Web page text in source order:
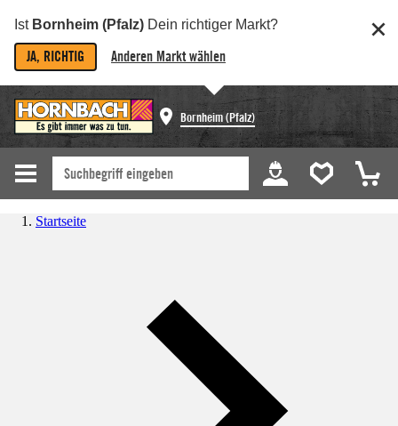
Ist Bornheim (Pfalz) Dein richtiger Markt?
JA, RICHTIG Anderen Markt wählen
Bornheim (Pfalz)
Startseite